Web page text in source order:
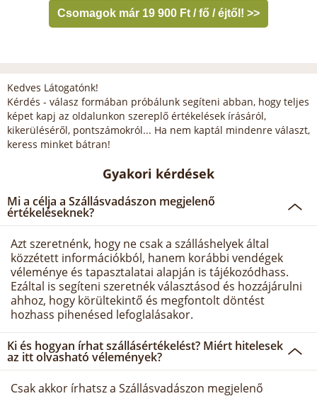
Csomagok már 19 900 Ft / fő / éjtől! >>
Kedves Látogatónk!
Kérdés - válasz formában próbálunk segíteni abban, hogy teljes
képet kapj az oldalunkon szereplő értékelések írásáról,
kikerüléséről, pontszámokról... Ha nem kaptál mindenre választ,
keress minket bátran!
Gyakori kérdések
Mi a célja a Szállásvadászon megjelenő
értékeléseknek?
Azt szeretnénk, hogy ne csak a szálláshelyek által
közzétett információkból, hanem korábbi vendégek
véleménye és tapasztalatai alapján is tájékozódhass.
Ezáltal is segíteni szeretnék választásod és hozzájárulni
ahhoz, hogy körültekintő és megfontolt döntést
hozhass pihenésed lefoglalásakor.
Ki és hogyan írhat szállásértékelést? Miért hitelesek
az itt olvasható vélemények?
Csak akkor írhatsz a Szállásvadászon megjelenő